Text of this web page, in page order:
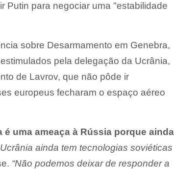
Putin para negociar uma "estabilidade
sobre Desarmamento em Genebra,
pela delegação da Ucrânia,
de Lavrov, que não pôde ir
europeus fecharam o espaço aéreo
uma ameaça à Rússia porque ainda
ainda tem tecnologias soviéticas
“Não podemos deixar de responder a